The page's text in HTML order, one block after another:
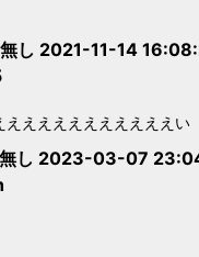
し 2021-11-14
えええええええええええい
し 2023-03-07